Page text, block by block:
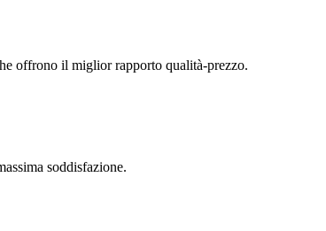
offrono il miglior rapporto qualità-prezzo.
soddisfazione.